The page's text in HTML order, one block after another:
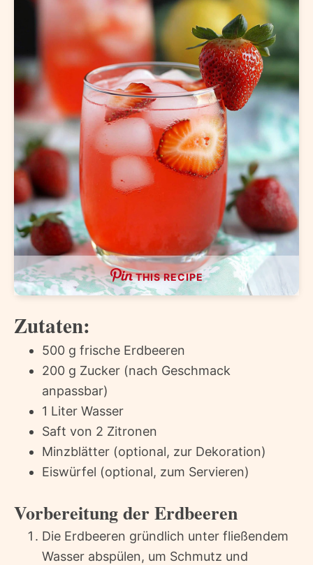
THIS RECIPE
Zutaten:
500 g frische Erdbeeren
200 g Zucker (nach Geschmack
anpassbar)
1 Liter Wasser
Saft von 2 Zitronen
Minzblätter (optional, zur Dekoration)
Eiswürfel (optional, zum Servieren)
Vorbereitung der Erdbeeren
Die Erdbeeren gründlich unter fließendem
Wasser abspülen, um Schmutz und